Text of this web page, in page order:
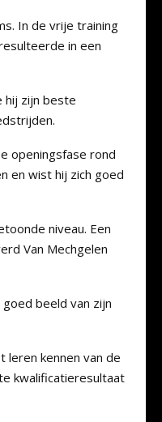
In de vrije training
in een
zijn beste
openingsfase rond
en wist hij zich goed
niveau. Een
Van Mechgelen
beeld van zijn
leren kennen van de
kwalificatieresultaat